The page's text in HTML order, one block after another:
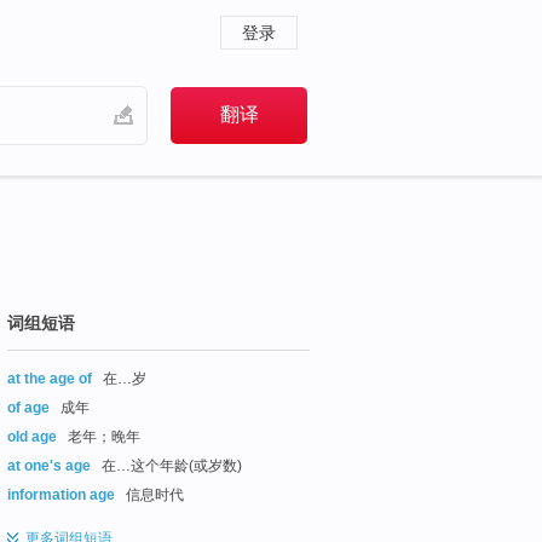
登录
词组短语
at the age of
在…岁
of age
成年
old age
老年；晚年
at one's age
在…这个年龄(或岁数)
information age
信息时代
更多词组短语